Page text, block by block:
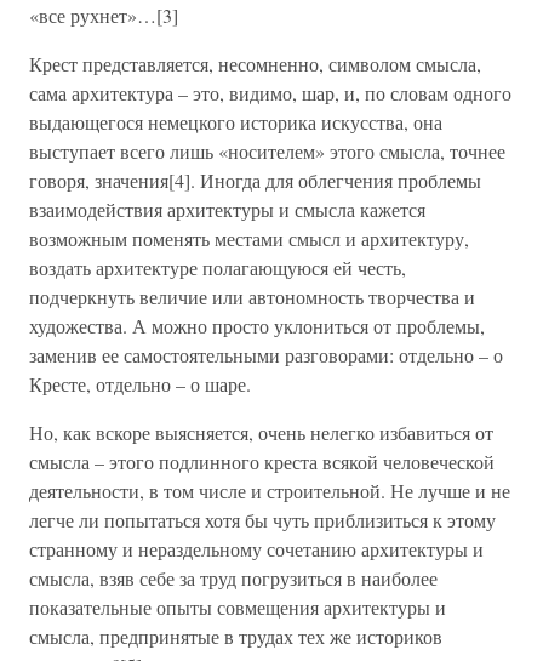
«все рухнет»…[3]
Крест представляется, несомненно, символом смысла,
сама архитектура – это, видимо, шар, и, по словам одного
выдающегося немецкого историка искусства, она
выступает всего лишь «носителем» этого смысла, точнее
говоря, значения[4]. Иногда для облегчения проблемы
взаимодействия архитектуры и смысла кажется
возможным поменять местами смысл и архитектуру,
воздать архитектуре полагающуюся ей честь,
подчеркнуть величие или автономность творчества и
художества. А можно просто уклониться от проблемы,
заменив ее самостоятельными разговорами: отдельно – о
Кресте, отдельно – о шаре.
Но, как вскоре выясняется, очень нелегко избавиться от
смысла – этого подлинного креста всякой человеческой
деятельности, в том числе и строительной. Не лучше и не
легче ли попытаться хотя бы чуть приблизиться к этому
странному и нераздельному сочетанию архитектуры и
смысла, взяв себе за труд погрузиться в наиболее
показательные опыты совмещения архитектуры и
смысла, предпринятые в трудах тех же историков